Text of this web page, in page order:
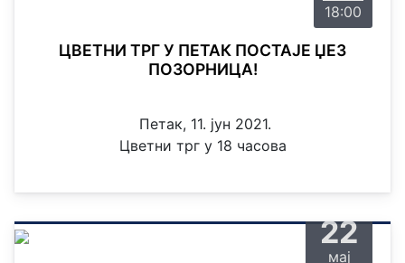
18:00
ЦВЕТНИ ТРГ У ПЕТАК ПОСТАЈЕ ЏЕЗ
ПОЗОРНИЦА!
Петак, 11. јун 2021.
Цветни трг у 18 часова
22
мај